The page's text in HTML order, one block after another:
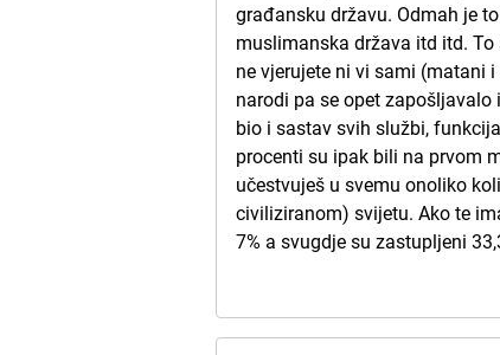
građansku državu. Odmah je
muslimanska država itd itd.
ne vjerujete ni vi sami (matani
narodi pa se opet
bio i sastav svih službi,
procenti su ipak bili na prvom
učestvuješ u svemu onoliko
civiliziranom) svijetu. Ako te
7% a svugdje su zastupljeni